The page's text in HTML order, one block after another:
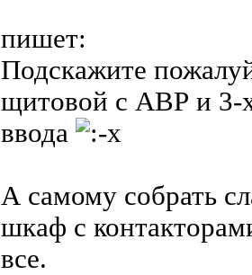
пишет:
Подскажите
щитовой с АВР и 3-
ввода
А самому собрать
шкаф с
все.